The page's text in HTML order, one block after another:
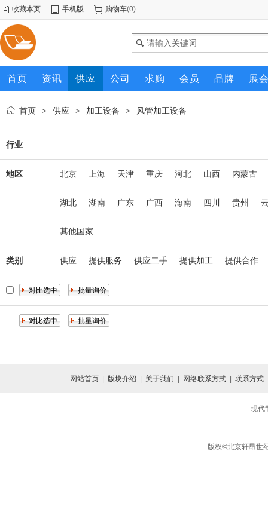
收藏本页 手机版 购物车(0)
首页 资讯 供应 公司 求购 会员 品牌 展
首页 > 供应 > 加工设备 > 风管加工设备
行业
地区 北京 上海 天津 重庆 河北 山西 内蒙古
湖北 湖南 广东 广西 海南 四川 贵州
其他国家
类别 供应 提供服务 供应二手 提供加工 提供合作
网站首页| 版块介绍 关于我们 网络联系方式| 联系方式
现代
版权©北京轩昂世